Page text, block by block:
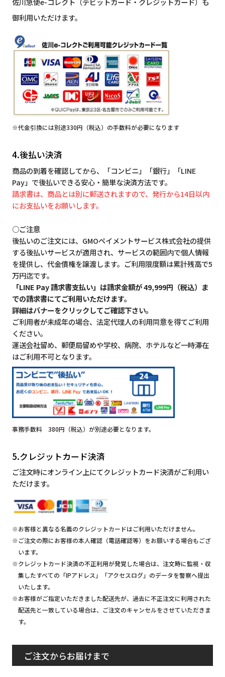
御利用いただけます。
※代金引換には別途330円（税込）の手数料が必要になります
4.後払い決済
商品の到着を確認してから、「コンビニ」「銀行」「LINE
Pay」で後払いできる安心・簡単な決済方法です。
請求書は、商品とは別に郵送されますので、発行から14日以内
にお支払いをお願いします。
○ご注意
後払いのご注文には、GMOペイメントサービス株式会社の提供
する後払いサービスが適用され、サービスの範囲内で個人情報
を提供し、代金債権を譲渡します。ご利用限度額は累計残高で5
万円迄です。
「LINE Pay 請求書支払い」は請求金額が 49,999円（税込）ま
での請求書にてご利用いただけます。
詳細はバナーをクリックしてご確認下さい。
ご利用者が未成年の場合、法定代理人の利用同意を得てご利用
ください。
運送会社留め、郵便局留めや学校、病院、ホテルなど一時滞在
はご利用不可となります。
事務手数料 380円（税込）が別途必要となります。
5.クレジットカード決済
ご注文時にオンライン上にてクレジットカード決済がご利用い
ただけます。
※お客様と異なる名義のクレジットカードはご利用いただけません。
※ご注文の際にお客様の本人確認（電話確認等）をお願いする場合もござ
います。
※クレジットカード決済の不正利用が発覚した場合は、注文時に監視・収
集したすべての「IPアドレス」「アクセスログ」のデータを警察へ提出
いたします。
※お客様がご指定いただきました配送先が、過去に不正注文に利用された
配送先と一致している場合は、ご注文のキャンセルをさせていただきま
す。
ご注文からお届けまで